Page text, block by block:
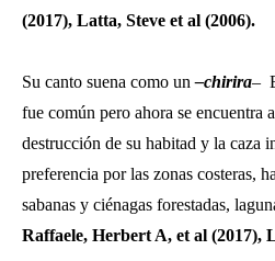
(2017), Latta, Steve et al (2006).
Su canto suena como un–chirira–
fue común pero ahora se encuentra
destrucción de su habitad y la caza
preferencia por las zonas costeras,
sabanas y ciénagas forestadas,
Raffaele, Herbert A, et al (2017),